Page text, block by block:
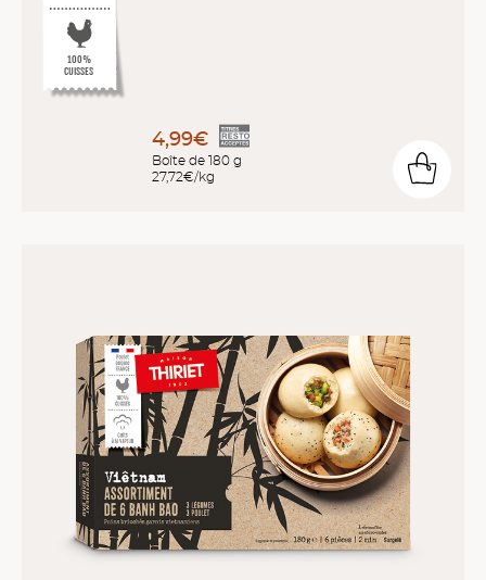
100%
CUISSES
4,99€
Boîte de 180 g
27,72€/kg